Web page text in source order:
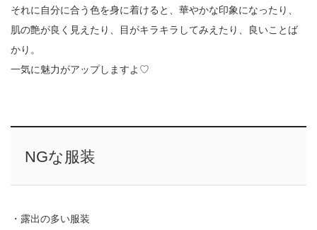
それに自分に合う色を身に着けると、華やかな印象になったり、
肌の艶が良く見えたり、目がキラキラしてみえたり、良いことば
かり。
一気に魅力がアップしますよ♡
NGな服装
・露出の多い服装